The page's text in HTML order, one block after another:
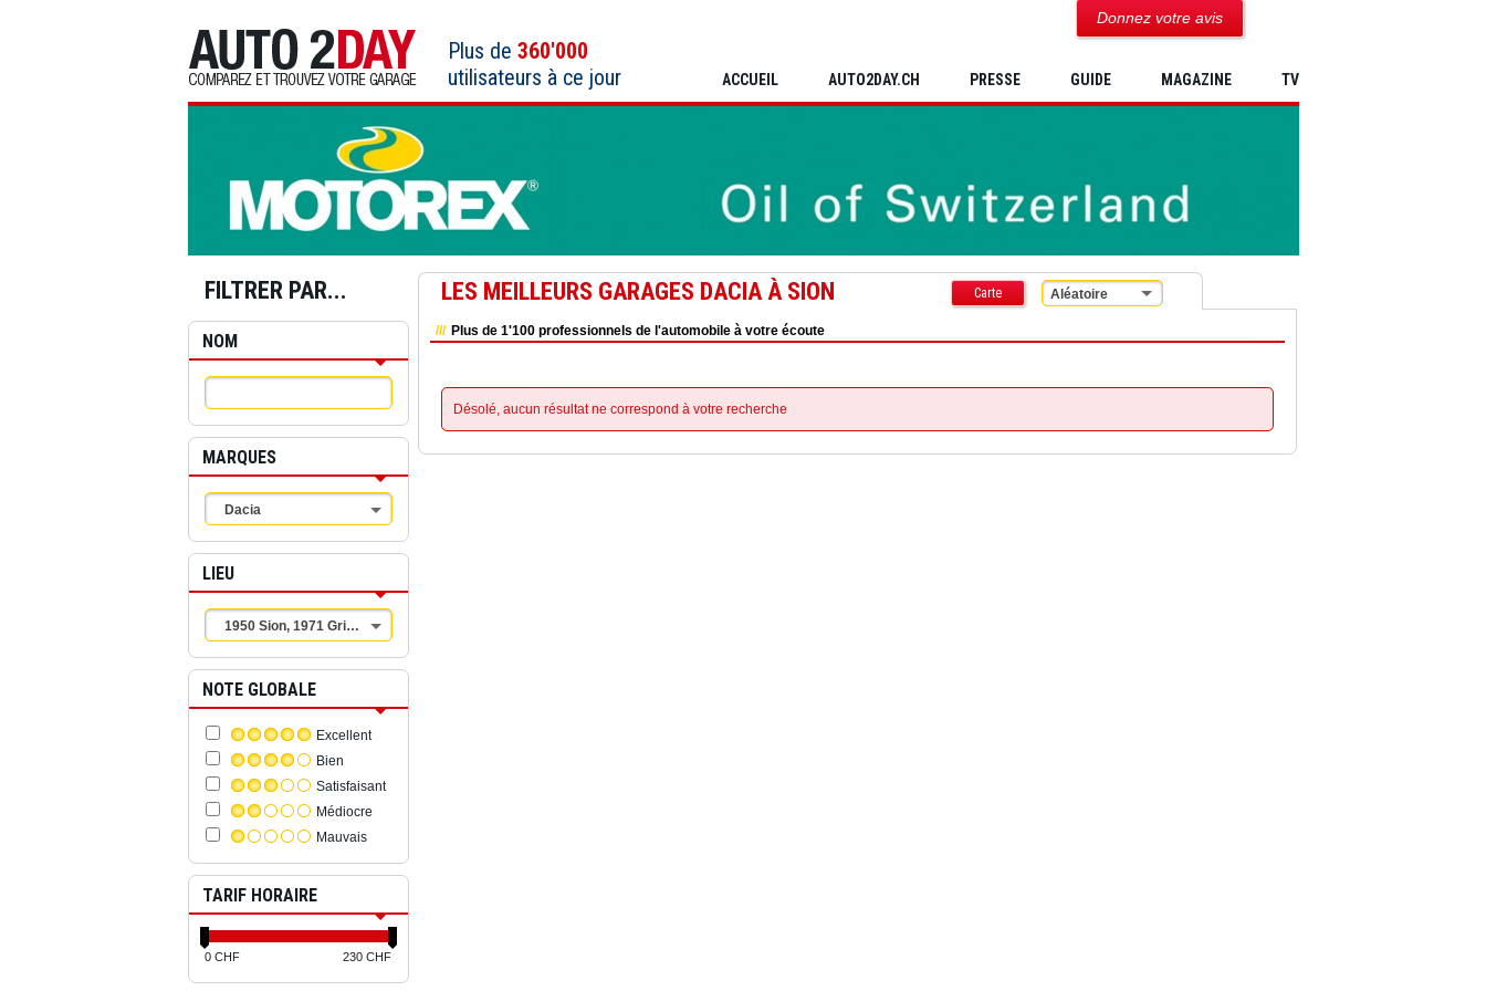
Plus de 360'000
utilisateurs à ce jour
ACCUEIL AUTO2DAY.CH PRESSE GUIDE MAGAZINE TV
Donnez votre avis
FILTRER PAR...
NOM
MARQUES
Dacia
LIEU
1950 Sion, 1971 Grimsuat
NOTE GLOBALE
Excellent
Bien
Satisfaisant
Médiocre
Mauvais
TARIF HORAIRE
0 CHF 230 CHF
LES MEILLEURS GARAGES DACIA À SION Carte Aléatoire
Plus de 1'100 professionnels de l'automobile à votre écoute
Désolé, aucun résultat ne correspond à votre recherche